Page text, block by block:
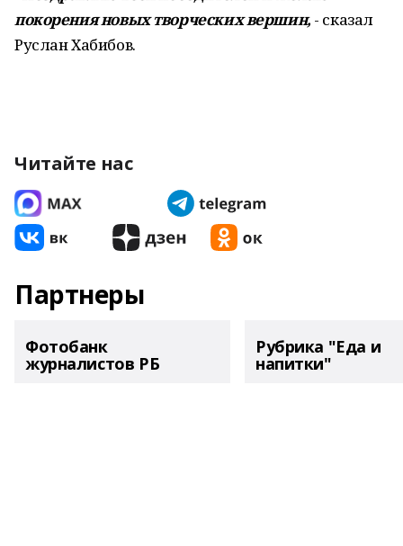
покорения новых творческих вершин, - сказал
Руслан Хабибов.
Читайте нас
Партнеры
Фотобанк
журналистов РБ
Рубрика "Еда и
напитки"